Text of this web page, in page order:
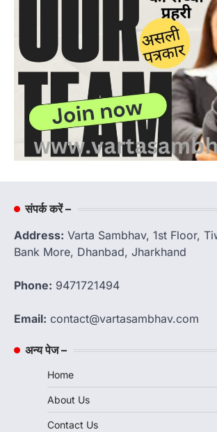
संपर्क करें –
Address: Varta Sambhav, 1st Floor,
Bank More, Dhanbad, Jharkhand
Phone: 9471721494
Email: contact@vartasambhav.com
अन्य पेज –
Home
About Us
Contact Us